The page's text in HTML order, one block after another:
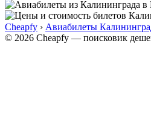
Cheapfy › Авиабилеты
© 2026 Cheapfy — поисковик